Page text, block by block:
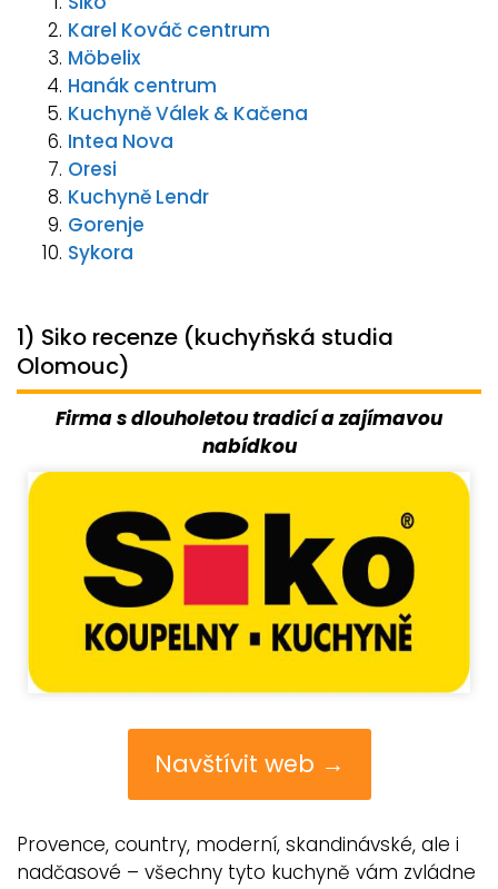
Karel Kováč centrum
Möbelix
Hanák centrum
Kuchyně Válek & Kačena
Intea Nova
Oresi
Kuchyně Lendr
Gorenje
Sykora
1) Siko recenze (kuchyňská studia
Olomouc)
Firma s dlouholetou tradicí a zajímavou
nabídkou
Navštívit web →
Provence, country, moderní, skandinávské, ale i
nadčasové – všechny tyto kuchyně vám zvládne